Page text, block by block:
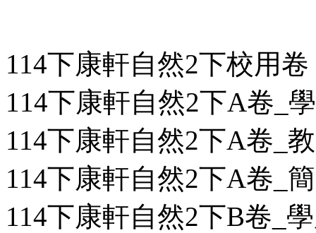
114下康軒自然2下校用卷
114下康軒自然2下A卷_
114下康軒自然2下A卷_
114下康軒自然2下A卷_
114下康軒自然2下B卷_